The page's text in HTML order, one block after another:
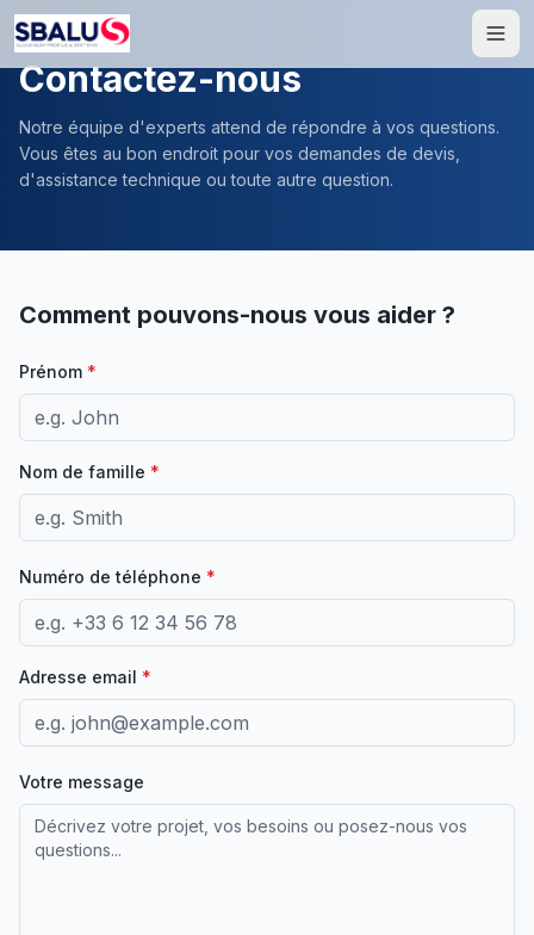
Contactez-nous
Notre équipe d'experts attend de répondre à vos questions.
Vous êtes au bon endroit pour vos demandes de devis,
d'assistance technique ou toute autre question.
Comment pouvons-nous vous aider ?
Prénom *
Nom de famille *
Numéro de téléphone *
Adresse email *
Votre message